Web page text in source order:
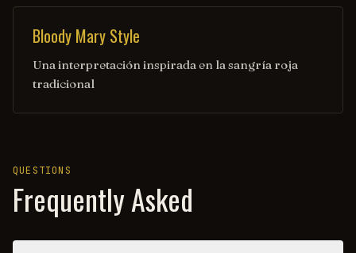
Bloody Mary Style
Una interpretación inspirada en la sangría roja
tradicional
QUESTIONS
Frequently Asked